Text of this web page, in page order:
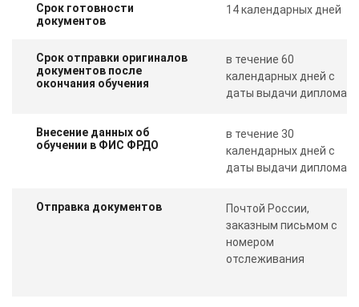
Срок готовности
документов
14 календарных дней
Срок отправки оригиналов
документов после
окончания обучения
в течение 60
календарных дней с
даты выдачи диплома
Внесение данных об
обучении в ФИС ФРДО
в течение 30
календарных дней с
даты выдачи диплома
Отправка документов
Почтой России,
заказным письмом с
номером
отслеживания